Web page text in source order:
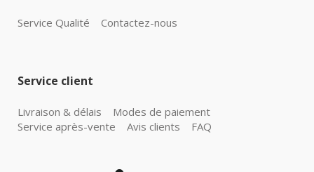
Service Qualité Contactez-nous
Service client
Livraison & délais
Modes de paiement
Service après-vente
Avis clients FAQ